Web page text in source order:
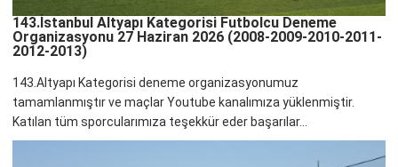
143.İstanbul Altyapı Kategorisi Futbolcu Deneme
Organizasyonu 27 Haziran 2026 (2008-2009-2010-2011-
2012-2013)
143.Altyapı Kategorisi deneme organizasyonumuz
tamamlanmıştır ve maçlar Youtube kanalımıza yüklenmiştir.
Katılan tüm sporcularımıza teşekkür eder başarılar...